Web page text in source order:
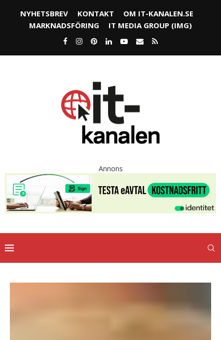
NYHETSBREV KONTAKT
OM IT-KANALEN.SE
MARKNADSFÖRING
IT MEDIA GROUP (IMG)
Annons